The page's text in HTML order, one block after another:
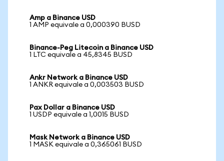
Amp a Binance USD
1 AMP equivale a 0,000390 BUSD
Binance-Peg Litecoin a Binance USD
1 LTC equivale a 45,8345 BUSD
Ankr Network a Binance USD
1 ANKR equivale a 0,003503 BUSD
Pax Dollar a Binance USD
1 USDP equivale a 1,0015 BUSD
Mask Network a Binance USD
1 MASK equivale a 0,365061 BUSD